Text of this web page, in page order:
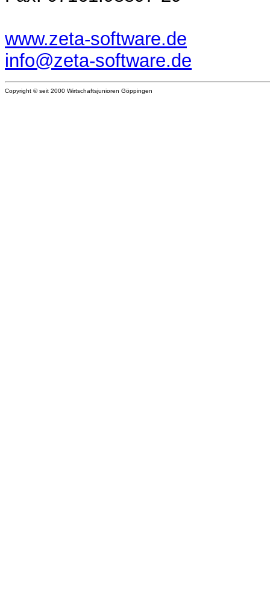
www.zeta-software.de
info@zeta-software.de
Copyright © seit 2000 Wirtschaftsjunioren Göppingen